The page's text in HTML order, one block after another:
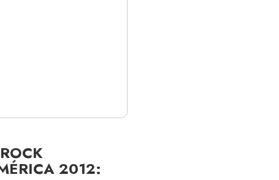
2012: